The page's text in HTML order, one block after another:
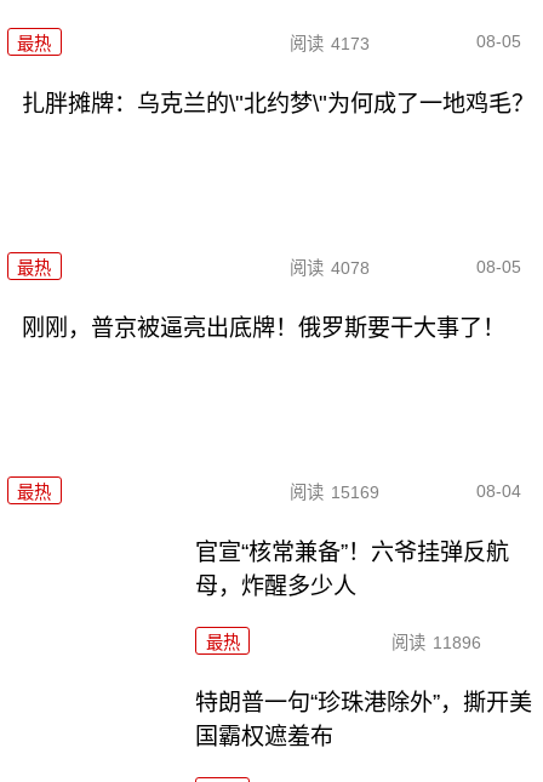
最热 阅读 4173 08-05
扎胖摊牌：乌克兰的\"北约梦\"为何成了一地鸡毛？
最热 阅读 4078 08-05
刚刚，普京被逼亮出底牌！俄罗斯要干大事了！
最热 阅读 15169 08-04
官宣“核常兼备”！六爷挂弹反航
母，炸醒多少人
最热 阅读 11896
特朗普一句“珍珠港除外”，撕开美
国霸权遮羞布